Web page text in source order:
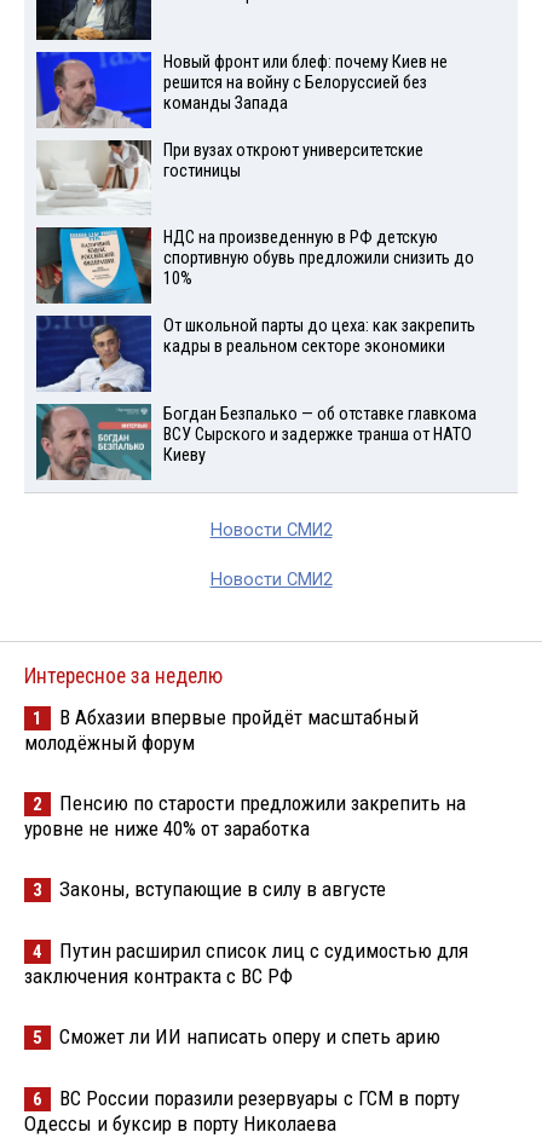
Новый фронт или блеф: почему Киев не
решится на войну с Белоруссией без
команды Запада
При вузах откроют университетские
гостиницы
НДС на произведенную в РФ детскую
спортивную обувь предложили снизить до
10%
От школьной парты до цеха: как закрепить
кадры в реальном секторе экономики
Богдан Безпалько — об отставке главкома
ВСУ Сырского и задержке транша от НАТО
Киеву
Новости СМИ2
Новости СМИ2
Интересное за неделю
1
В Абхазии впервые пройдёт масштабный
молодёжный форум
2
Пенсию по старости предложили закрепить на
уровне не ниже 40% от заработка
3 Законы, вступающие в силу в августе
4
Путин расширил список лиц с судимостью для
заключения контракта с ВС РФ
5 Сможет ли ИИ написать оперу и спеть арию
6
ВС России поразили резервуары с ГСМ в порту
Одессы и буксир в порту Николаева